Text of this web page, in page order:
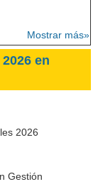
Mostrar más»
en
2026
Gestión